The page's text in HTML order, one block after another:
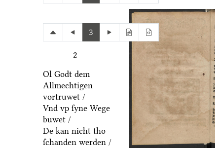
3
2
Ol Godt dem
Allmechtigen
vortruwet /
Vnd vp ſyne Wege
buwet /
De kan nicht tho
ſchanden werden /